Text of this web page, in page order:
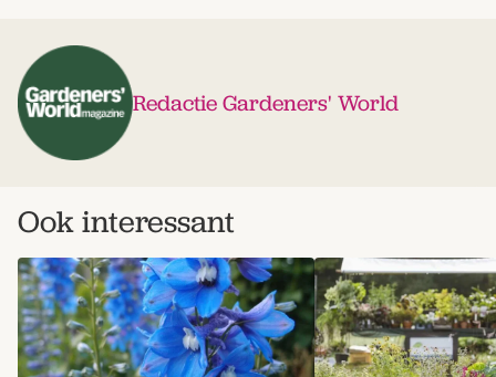
Redactie Gardeners' World
Ook interessant